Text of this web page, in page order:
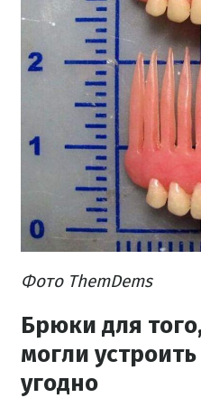
Фото ThemDems
Брюки для
могли
угодно